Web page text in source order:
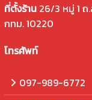
ที่ตั้งร้าน26/3 หมู่ 1 ถ.
กทม. 10220
โทรศัพท์
097-989-6772